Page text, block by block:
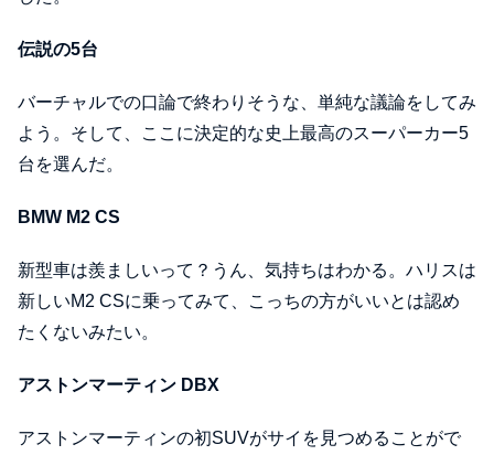
伝説の5台
バーチャルでの口論で終わりそうな、単純な議論をしてみ
よう。そして、ここに決定的な史上最高のスーパーカー5
台を選んだ。
BMW M2 CS
新型車は羨ましいって？うん、気持ちはわかる。ハリスは
新しいM2 CSに乗ってみて、こっちの方がいいとは認め
たくないみたい。
アストンマーティン DBX
アストンマーティンの初SUVがサイを見つめることがで